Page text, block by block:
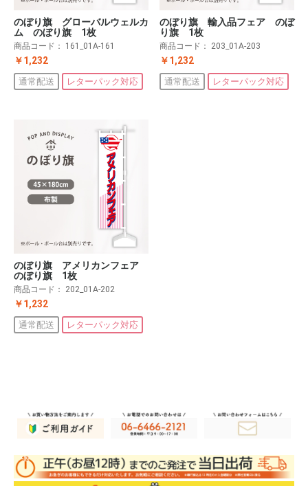
のぼり旗 グローバルウェルカ
ム のぼり旗 1枚
商品コード： 161_01A-161
￥1,232
通常配送 レターパック対応
のぼり旗 輸入品フェア のぼ
り旗 1枚
商品コード： 203_01A-203
￥1,232
通常配送 レターパック対応
のぼり旗 アメリカンフェア
のぼり旗 1枚
商品コード： 202_01A-202
￥1,232
通常配送 レターパック対応